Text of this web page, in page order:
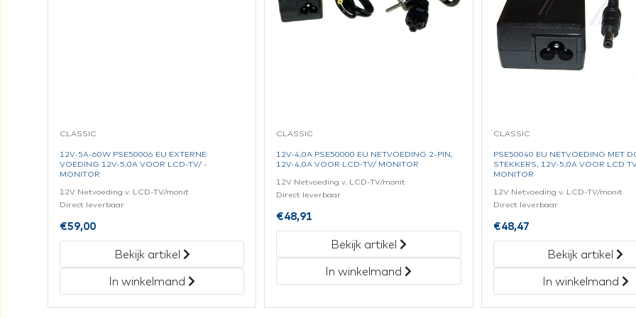
CLASSIC
12V-5A-60W PSE50006 EU EXTERNE
VOEDING 12V-5,0A VOOR LCD-TV/ -
MONITOR
12V Netvoeding v. LCD-TV/monit
Direct leverbaar
€59,00
Bekijk artikel
In winkelmand
CLASSIC
12V-4,0A PSE50000 EU NETVOEDING 2-PIN,
12V-4,0A VOOR LCD-TV/ MONITOR
12V Netvoeding v. LCD-TV/monit
Direct leverbaar
€48,91
Bekijk artikel
In winkelmand
CLASSIC
PSE50040 EU NETVOEDING MET
STEKKERS, 12V-5,0A VOOR LCD
MONITOR
12V Netvoeding v. LCD-TV/monit
Direct leverbaar
€48,47
Bekijk artikel
In winkelmand